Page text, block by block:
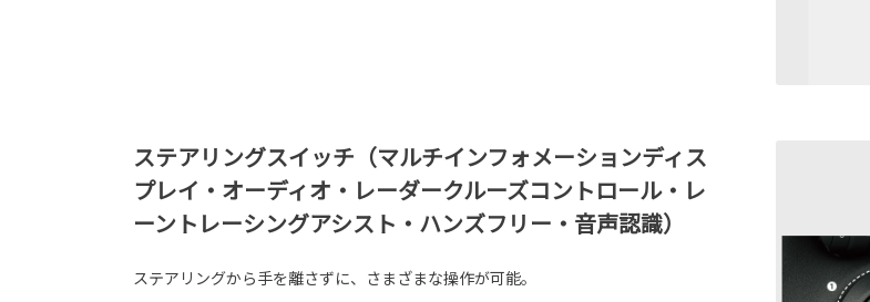
ステアリングスイッチ（マルチインフォメーションディス
プレイ・オーディオ・レーダークルーズコントロール・レ
ーントレーシングアシスト・ハンズフリー・音声認識）
ステアリングから手を離さずに、さまざまな操作が可能。